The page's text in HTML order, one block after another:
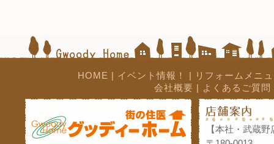
HOME | イベント情報！ |
リフォームメニ
会社概要 | よくあるご質問
【本社・武蔵野